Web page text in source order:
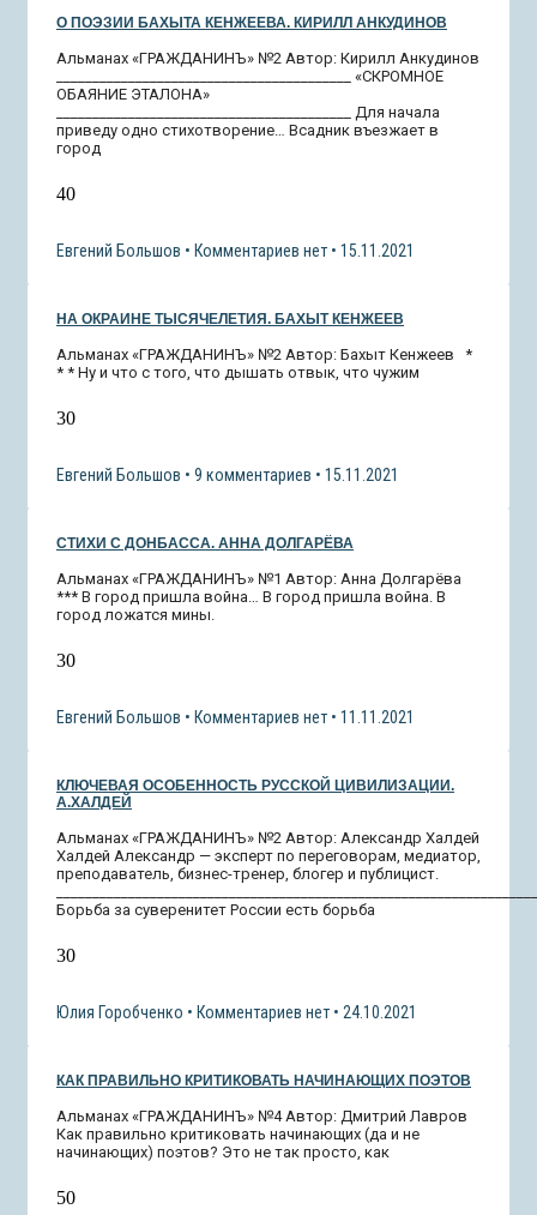
О ПОЭЗИИ БАХЫТА КЕНЖЕЕВА. КИРИЛЛ АНКУДИНОВ
Альманах «ГРАЖДАНИНЪ» №2 Автор: Кирилл Анкудинов
_________________________________________ «СКРОМНОЕ
ОБАЯНИЕ ЭТАЛОНА»
_________________________________________ Для начала
приведу одно стихотворение… Всадник въезжает в
город
40
Евгений Большов Комментариев нет 15.11.2021
НА ОКРАИНЕ ТЫСЯЧЕЛЕТИЯ. БАХЫТ КЕНЖЕЕВ
Альманах «ГРАЖДАНИНЪ» №2 Автор: Бахыт Кенжеев *
* * Ну и что с того, что дышать отвык, что чужим
30
Евгений Большов 9 комментариев 15.11.2021
СТИХИ С ДОНБАССА. АННА ДОЛГАРЁВА
Альманах «ГРАЖДАНИНЪ» №1 Автор: Анна Долгарёва
*** В город пришла война… В город пришла война. В
город ложатся мины.
30
Евгений Большов Комментариев нет 11.11.2021
КЛЮЧЕВАЯ ОСОБЕННОСТЬ РУССКОЙ ЦИВИЛИЗАЦИИ.
А.ХАЛДЕЙ
Альманах «ГРАЖДАНИНЪ» №2 Автор: Александр Халдей
Халдей Александр — эксперт по переговорам, медиатор,
преподаватель, бизнес-тренер, блогер и публицист.
Борьба за суверенитет России есть борьба
30
Юлия Горобченко Комментариев нет 24.10.2021
КАК ПРАВИЛЬНО КРИТИКОВАТЬ НАЧИНАЮЩИХ ПОЭТОВ
Альманах «ГРАЖДАНИНЪ» №4 Автор: Дмитрий Лавров
Как правильно критиковать начинающих (да и не
начинающих) поэтов? Это не так просто, как
50